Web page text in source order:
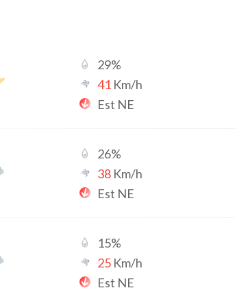
29%
41 Km/h
Est NE
26%
38 Km/h
Est NE
15%
25 Km/h
Est NE